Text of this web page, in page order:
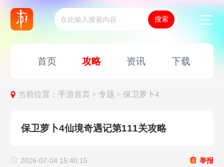
首页 攻略 资讯 下载
当前位置：手游首页 >专题 >保卫萝卜4
保卫萝卜4仙境奇遇记第111关攻略
2026-07-04 15:40:15 举报